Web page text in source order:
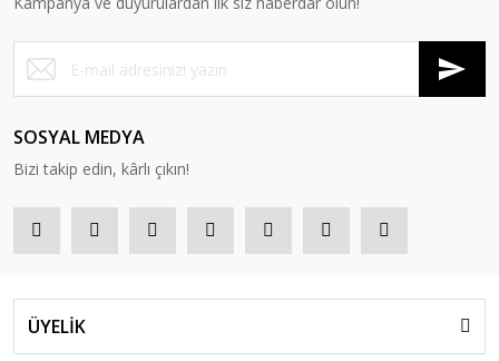
SOSYAL MEDYA
Bizi takip edin, kârlı çıkın!
ÜYELİK